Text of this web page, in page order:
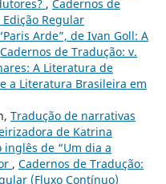
, Cadernos de
Regular
Arde”, de Ivan Goll: A
Cadernos de Tradução: v.
A Literatura de
a Literatura Brasileira em
Tradução de narrativas
de Katrina
de “Um dia a
, Cadernos de Tradução:
(Fluxo Contínuo)